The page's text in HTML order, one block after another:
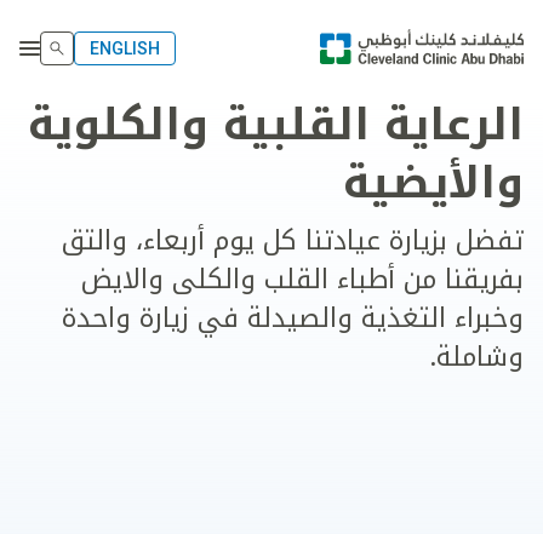
ENGLISH
الرعاية القلبية والكلوية
والأيضية
تفضل بزيارة عيادتنا كل يوم أربعاء، والتق
بفريقنا من أطباء القلب والكلى والايض
وخبراء التغذية والصيدلة في زيارة واحدة
وشاملة.